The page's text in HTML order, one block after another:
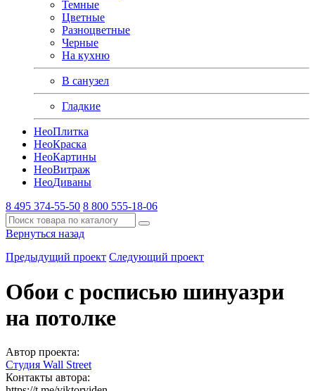
Темные
Цветные
Разноцветные
Черные
На кухню
В санузел
Гладкие
НеоПлитка
НеоКраска
НеоКартины
НеоВитраж
НеоДиваны
8 495 374-55-50 8 800 555-18-06
Вернуться назад
Предыдущий проект Следующий проект
Обои с росписью шинуазри
на потолке
Автор проекта:
Студия Wall Street
Контакты автора: